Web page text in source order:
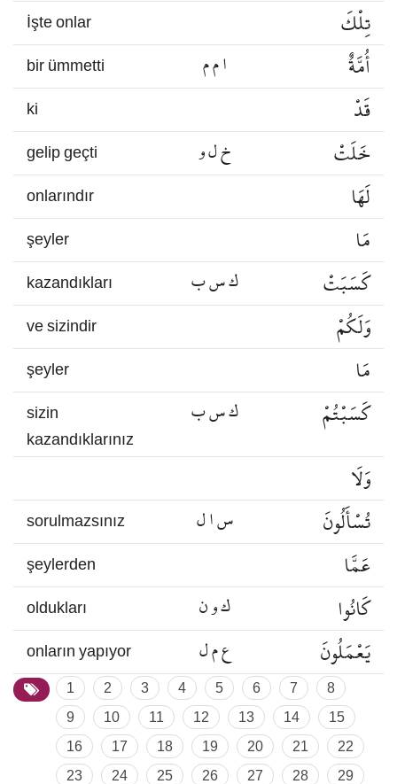
İşte onlar تِلْكَ
bir ümmetti ا م م أُمَّةٌ
ki قَدْ
gelip geçti خ ل و خَلَتْ
onlarındır لَهَا
şeyler مَا
kazandıkları ك س ب كَسَبَتْ
ve sizindir وَلَكُمْ
şeyler مَا
sizin
kazandıklarınız
ك س ب
كَسَبْتُمْ
وَلَا
sorulmazsınız س ا ل تُسْأَلُونَ
şeylerden عَمَّا
oldukları ك و ن كَانُوا
onların yapıyor ع م ل يَعْمَلُونَ
1 2 3 4 5 6 7
8
9
10 11 12 13 14
15
16
17 18 19 20 21
22
23
24 25 26 27 28
29